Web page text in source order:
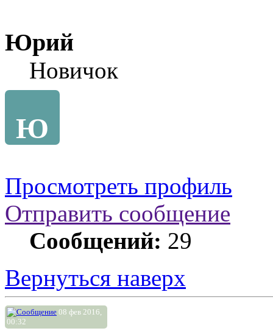
Юрий
Новичок
Ю
Просмотреть профиль
Отправить сообщение
Сообщений: 29
Вернуться наверх
08 фев 2016,
00:32